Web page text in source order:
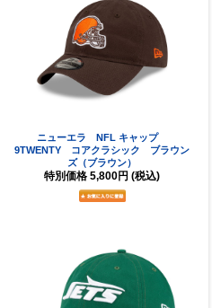
ニューエラ NFL キャップ
9TWENTY コアクラシック ブラウン
ズ（ブラウン）
特別価格 5,800円 (税込)